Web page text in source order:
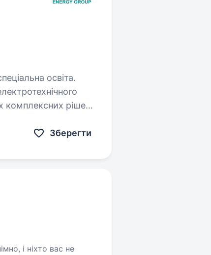
освіта.
комплексних рішень
Зберегти
і ніхто вас не